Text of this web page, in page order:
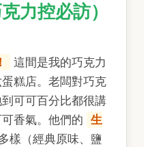
力控必訪）
這間是我的巧克力
糕店。老闆對巧克
可可百分比都很講
香氣。他們的 生
樣（經典原味、鹽